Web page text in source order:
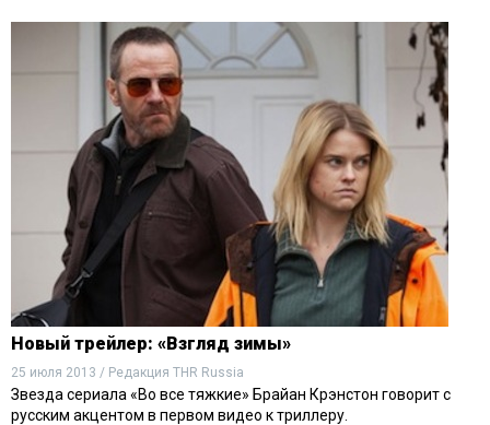
Новый трейлер: «Взгляд зимы»
25 июля 2013 / Редакция THR Russia
Звезда сериала «Во все тяжкие» Брайан Крэнстон говорит с
русским акцентом в первом видео к триллеру.